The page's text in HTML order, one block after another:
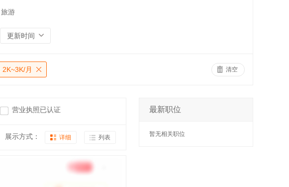
旅游
更新时间
2K~3K/月 清空
营业执照已认证
展示方式： 详细 列表
最新职位
暂无相关职位